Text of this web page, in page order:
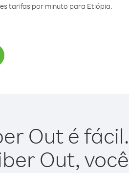
tarifas por minuto para Etiópia.
Out é fácil.
Out,